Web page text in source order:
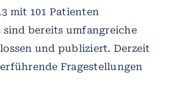
mit 101 Patienten
sind bereits umfangreiche
und publiziert. Derzeit
Fragestellungen